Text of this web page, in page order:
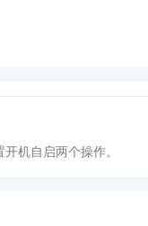
机自启两个操作。